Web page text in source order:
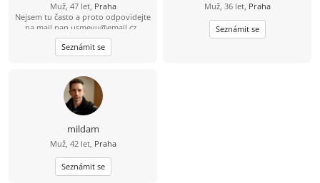
Muž, 47 let, Praha
Nejsem tu často a proto odpovidejte
na mail pan.usmevu@email.cz
_______________________ Tady je to
nepřehledné. Hledám Jiskru v kupce
sena a co bude dál se uvidí :). A ta
zapálení pro sport (kolo) a přírodu
(mám rád východ/západ slunce na
vrcholu kopce). Sám sebe vnímám
asi jako upřímného, veselého kluka,
co se nebojí srandy. Jsem pohodář
(žádný extrémista) = kochat se a
nehrotit :) A těch fotek se nebojte.
Také mám rád pohodu a relax. S
batohem chodím jen občas Není nic
hezčího než usměvavá holka Tímto
Seznámit se
Muž, 36 let, Praha
Seznámit se
mildam
Muž, 42 let, Praha
Seznámit se